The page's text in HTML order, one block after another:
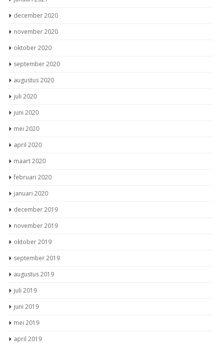
december 2020
november 2020
oktober 2020
september 2020
augustus 2020
juli 2020
juni 2020
mei 2020
april 2020
maart 2020
februari 2020
januari 2020
december 2019
november 2019
oktober 2019
september 2019
augustus 2019
juli 2019
juni 2019
mei 2019
april 2019